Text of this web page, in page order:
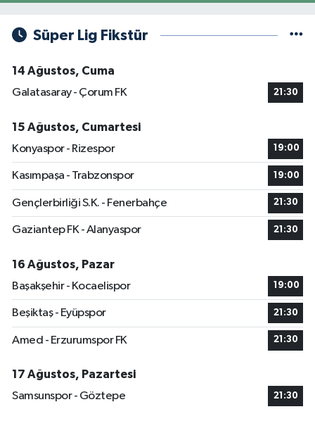
Süper Lig Fikstür
14 Ağustos, Cuma
Galatasaray - Çorum FK
21:30
15 Ağustos, Cumartesi
Konyaspor - Rizespor
19:00
Kasımpaşa - Trabzonspor 19:00
Gençlerbirliği S.K. - Fenerbahçe 21:30
Gaziantep FK - Alanyaspor 21:30
16 Ağustos, Pazar
Başakşehir - Kocaelispor
19:00
Beşiktaş - Eyüpspor 21:30
Amed - Erzurumspor FK 21:30
17 Ağustos, Pazartesi
Samsunspor - Göztepe
21:30